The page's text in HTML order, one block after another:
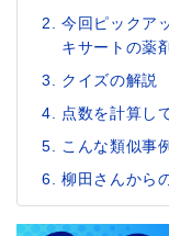
今回ピックア
キサートの薬
クイズの解説
点数を計算し
こんな類似事
柳田さんから